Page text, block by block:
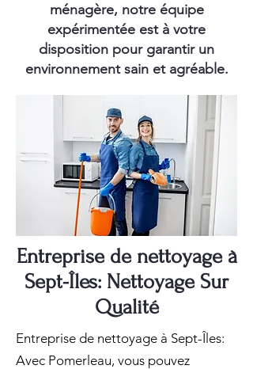
ménagère, notre équipe
expérimentée est à votre
disposition pour garantir un
environnement sain et agréable.
Entreprise de nettoyage à
Sept-Îles: Nettoyage Sur
Qualité
Entreprise de nettoyage à Sept-Îles:
Avec Pomerleau, vous pouvez